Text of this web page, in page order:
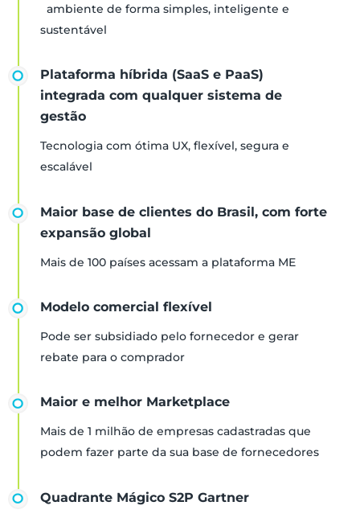
ambiente de forma simples, inteligente e
sustentável
Plataforma híbrida (SaaS e PaaS)
integrada com qualquer sistema de
gestão
Tecnologia com ótima UX, flexível, segura e
escalável
Maior base de clientes do Brasil, com forte
expansão global
Mais de 100 países acessam a plataforma ME
Modelo comercial flexível
Pode ser subsidiado pelo fornecedor e gerar
rebate para o comprador
Maior e melhor Marketplace
Mais de 1 milhão de empresas cadastradas que
podem fazer parte da sua base de fornecedores
Quadrante Mágico S2P Gartner